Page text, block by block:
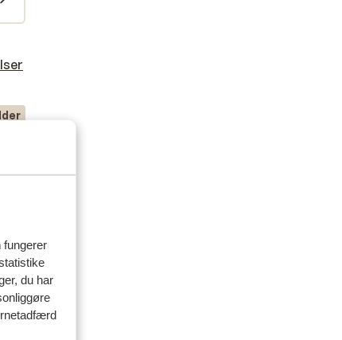
fungerer
du har